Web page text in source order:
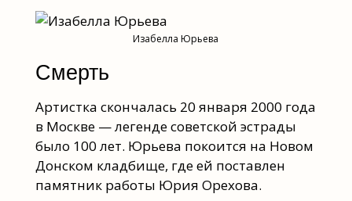
Изабелла Юрьева
Смерть
Артистка скончалась 20 января 2000 года
в Москве — легенде советской эстрады
было 100 лет. Юрьева покоится на Новом
Донском кладбище, где ей поставлен
памятник работы Юрия Орехова.